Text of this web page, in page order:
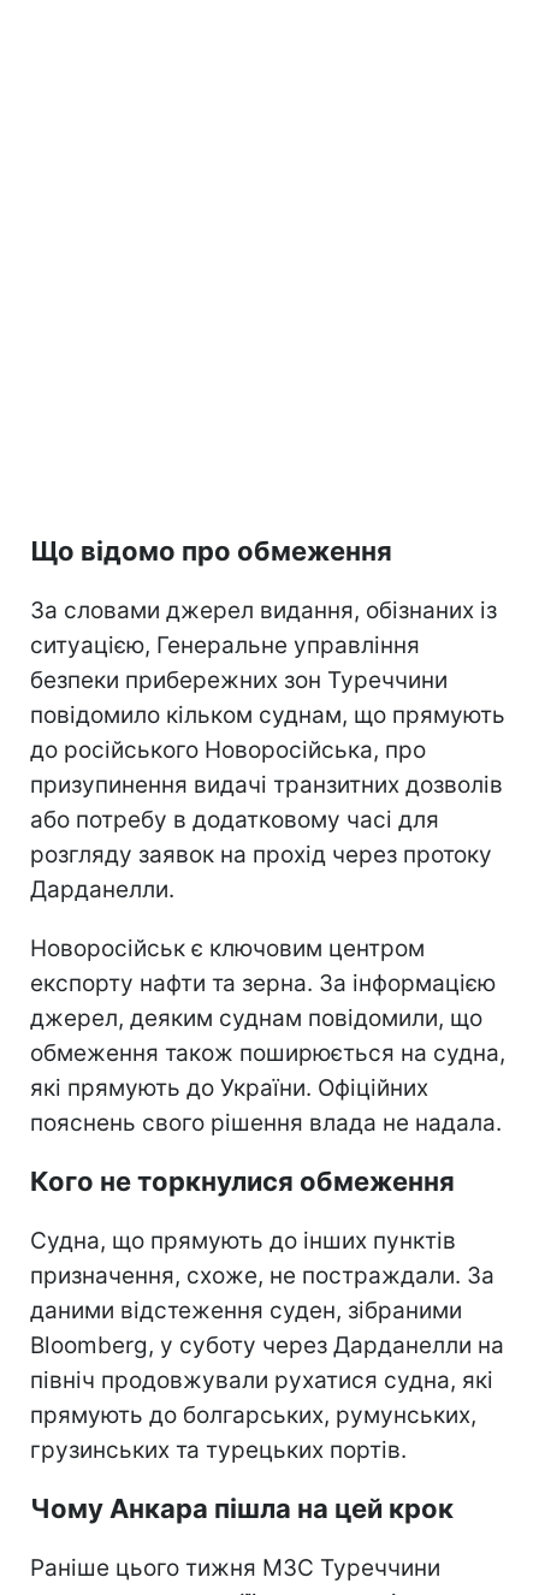
Що відомо про обмеження
За словами джерел видання, обізнаних із
ситуацією, Генеральне управління
безпеки прибережних зон Туреччини
повідомило кільком суднам, що прямують
до російського Новоросійська, про
призупинення видачі транзитних дозволів
або потребу в додатковому часі для
розгляду заявок на прохід через протоку
Дарданелли.
Новоросійськ є ключовим центром
експорту нафти та зерна. За інформацією
джерел, деяким суднам повідомили, що
обмеження також поширюється на судна,
які прямують до України. Офіційних
пояснень свого рішення влада не надала.
Кого не торкнулися обмеження
Судна, що прямують до інших пунктів
призначення, схоже, не постраждали. За
даними відстеження суден, зібраними
Bloomberg, у суботу через Дарданелли на
північ продовжували рухатися судна, які
прямують до болгарських, румунських,
грузинських та турецьких портів.
Чому Анкара пішла на цей крок
Раніше цього тижня МЗС Туреччини